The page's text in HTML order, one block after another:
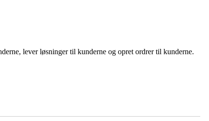
lever løsninger til kunderne og opret ordrer til kunderne.